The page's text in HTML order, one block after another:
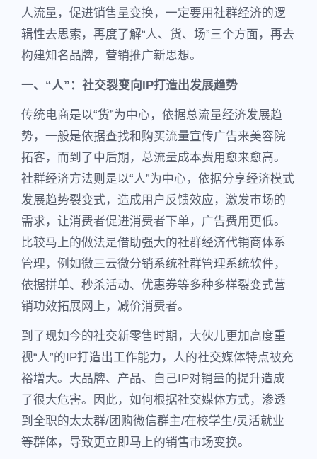
人流量，促进销售量变换，一定要用社群经济的逻
辑性去思索，再度了解“人、货、场”三个方面，再去
构建知名品牌，营销推广新思想。
一、“人”：社交裂变向IP打造出发展趋势
传统电商是以“货”为中心，依据总流量经济发展趋
势，一般是依据查找和购买流量宣传广告来美容院
拓客，而到了中后期，总流量成本费用愈来愈高。
社群经济方法则是以“人”为中心，依据分享经济模式
发展趋势裂变式，造成用户反馈效应，激发市场的
需求，让消费者促进消费者下单，广告费用更低。
比较马上的做法是借助强大的社群经济代销商体系
管理，例如微三云微分销系统社群管理系统软件，
依据拼单、秒杀活动、优惠券等多种多样裂变式营
销功效拓展网上，减价消费者。
到了现如今的社交新零售时期，大伙儿更加高度重
视“人”的IP打造出工作能力，人的社交媒体特点被充
裕增大。大品牌、产品、自己IP对销量的提升造成
了很大危害。因此，如何根据社交媒体方式，渗透
到全职的太太群/团购微信群主/在校学生/灵活就业
等群体，导致更立即马上的销售市场变换。